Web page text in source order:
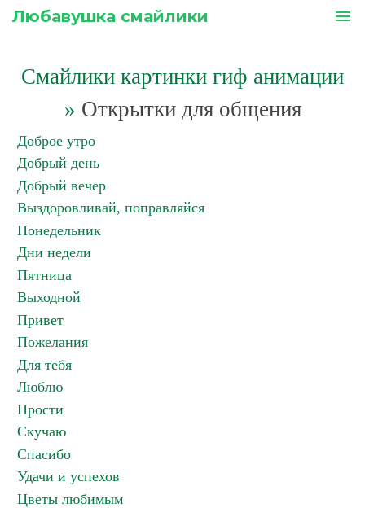
Любавушка смайлики menu
Смайлики картинки гиф анимации
» Открытки для общения
Доброе утро
Добрый день
Добрый вечер
Выздоровливай, поправляйся
Понедельник
Дни недели
Пятница
Выходной
Привет
Пожелания
Для тебя
Люблю
Прости
Скучаю
Спасибо
Удачи и успехов
Цветы любимым